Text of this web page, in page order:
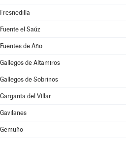
Fresnedilla
Fuente el Saúz
Fuentes de Año
Gallegos de Altamiros
Gallegos de Sobrinos
Garganta del Villar
Gavilanes
Gemuño